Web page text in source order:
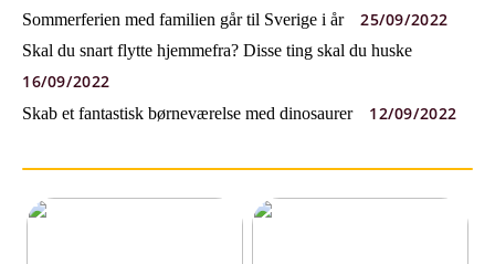
Sommerferien med familien går til Sverige i år 25/09/2022
Skal du snart flytte hjemmefra? Disse ting skal du huske
16/09/2022
Skab et fantastisk børneværelse med dinosaurer 12/09/2022